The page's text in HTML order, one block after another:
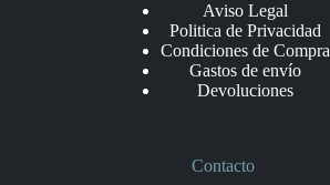
Aviso Legal
Politica de Privacidad
Condiciones de Compra
Gastos de envío
Devoluciones
Contacto